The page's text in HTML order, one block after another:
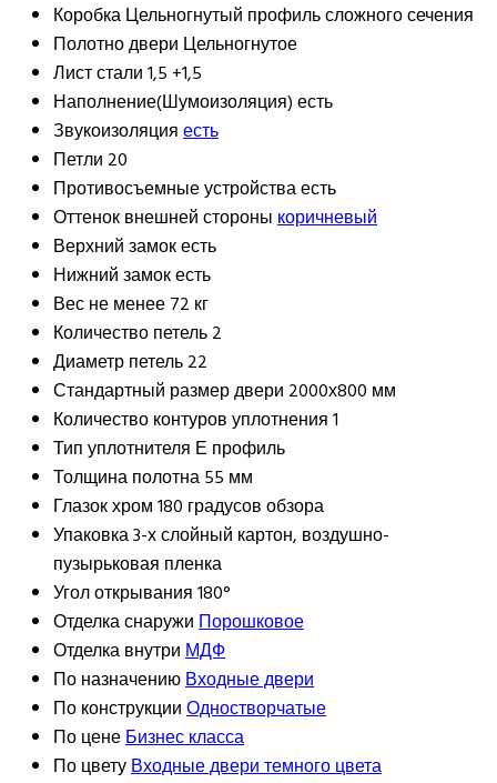
КоробкаЦельногнутый профиль сложного сечения
Полотно двери Цельногнутое
Лист стали1,5 +1,5
Наполнение(Шумоизоляция)есть
Звукоизоляцияесть
Петли 20
Противосъемные устройстваесть
Оттенок внешней стороныкоричневый
Верхний замокесть
Нижний замокесть
Весне менее 72 кг
Количество петель2
Диаметр петель22
Стандартный размер двери 2000х800 мм
Количество контуров уплотнения1
Тип уплотнителя Е профиль
Толщина полотна55 мм
Глазокхром 180 градусов обзора
Упаковка3-х слойный картон, воздушно-
пузырьковая пленка
Угол открывания180°
Отделка снаружиПорошковое
Отделка внутриМДФ
По назначениюВходные двери
По конструкцииОдностворчатые
По ценеБизнес класса
По цветуВходные двери темного цвета